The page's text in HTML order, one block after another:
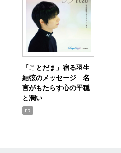
「ことだま」宿る羽生
結弦のメッセージ 名
言がもたらす心の平穏
と潤い
PR